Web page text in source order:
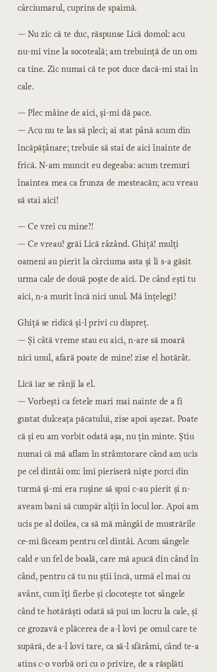
cârciumarul, cuprins de spaimă.
— Nu zic că te duc, răspunse Lică domol: acu
nu-mi vine la socoteală; am trebuință de un om
ca tine. Zic numai că te pot duce dacă-mi stai în
cale.
— Plec mâine de aici, și-mi dă pace.
— Acu nu te las să pleci; ai stat până acum din
încăpățânare; trebuie să stai de aici înainte de
frică. N-am muncit eu degeaba: acum tremuri
înaintea mea ca frunza de mesteacăn; acu vreau
să stai aici!
— Ce vrei cu mine?!
— Ce vreau? grăi Lică râzând. Ghiță! mulți
oameni au pierit la cârciuma asta și li s-a găsit
urma cale de două poște de aici. De când ești tu
aici, n-a murit încă nici unul. Mă înțelegi?
Ghiță se ridică și-l privi cu dispreț.
— Și câtă vreme stau eu aici, n-are să moară
nici unul, afară poate de mine! zise el hotărât.
Lică iar se rânji la el.
— Vorbești ca fetele mari mai nainte de a fi
gustat dulceața păcatului, zise apoi așezat. Poate
că și eu am vorbit odată așa, nu țin minte. Știu
numai că mă aflam în strâmtorare când am ucis
pe cel dintâi om: îmi pieriseră niște porci din
turmă și-mi era rușine să spui c-au pierit și n-
aveam bani să cumpăr alții în locul lor. Apoi am
ucis pe al doilea, ca să mă mângâi de mustrările
ce-mi făceam pentru cel dintâi. Acum sângele
cald e un fel de boală, care mă apucă din când în
când, pentru că tu nu știi încă, urmă el mai cu
avânt, cum îți fierbe și clocotește tot sângele
când te hotărăști odată să pui un lucru la cale, și
ce grozavă e plăcerea de a-l lovi pe omul care te
supără, de a-l lovi tare, ca să-l sfărâmi, când te-a
atins c-o vorbă ori cu o privire, de a răsplăti